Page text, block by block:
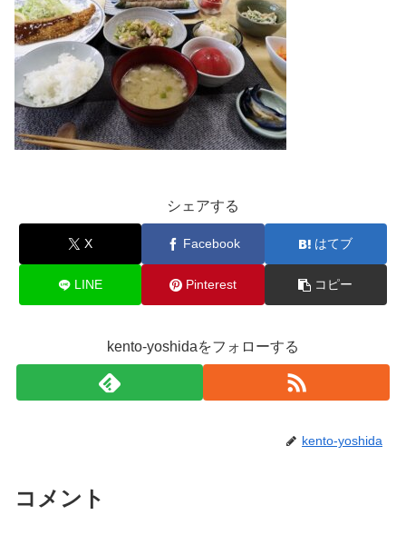
シェアする
X Facebook はてブ
LINE Pinterest コピー
kento-yoshidaをフォローする
kento-yoshida
コメント